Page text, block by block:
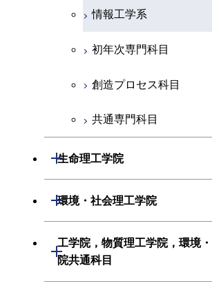
共通専門科目
初年次専門科目
創造プロセス科目
共通専門科目
情報工学系
初年次専門科目
創造プロセス科目
共通専門科目
生命理工学院
開閉
生命理工学系
創造プロセス科目
環境・社会理工学院
開閉
建築学系
工学院，物質理工学院，環境
院共通科目
開閉